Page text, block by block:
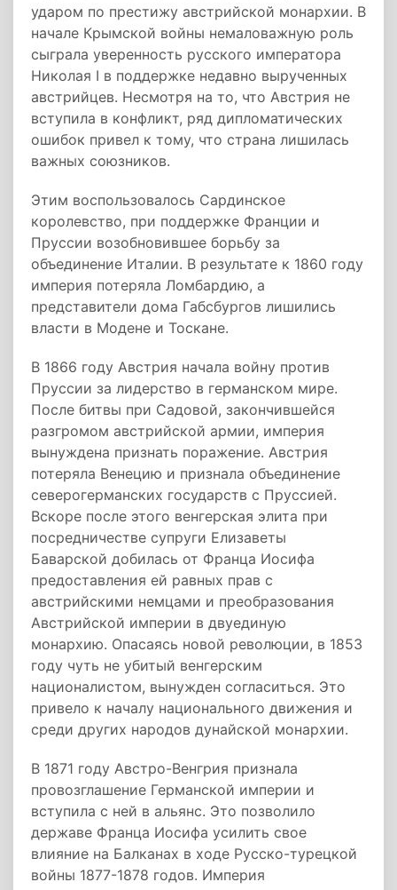
ударом по престижу австрийской монархии. В
начале Крымской войны немаловажную роль
сыграла уверенность русского императора
Николая I в поддержке недавно вырученных
австрийцев. Несмотря на то, что Австрия не
вступила в конфликт, ряд дипломатических
ошибок привел к тому, что страна лишилась
важных союзников.
Этим воспользовалось Сардинское
королевство, при поддержке Франции и
Пруссии возобновившее борьбу за
объединение Италии. В результате к 1860 году
империя потеряла Ломбардию, а
представители дома Габсбургов лишились
власти в Модене и Тоскане.
В 1866 году Австрия начала войну против
Пруссии за лидерство в германском мире.
После битвы при Садовой, закончившейся
разгромом австрийской армии, империя
вынуждена признать поражение. Австрия
потеряла Венецию и признала объединение
северогерманских государств с Пруссией.
Вскоре после этого венгерская элита при
посредничестве супруги Елизаветы
Баварской добилась от Франца Иосифа
предоставления ей равных прав с
австрийскими немцами и преобразования
Австрийской империи в двуединую
монархию. Опасаясь новой революции, в 1853
году чуть не убитый венгерским
националистом, вынужден согласиться. Это
привело к началу национального движения и
среди других народов дунайской монархии.
В 1871 году Австро-Венгрия признала
провозглашение Германской империи и
вступила с ней в альянс. Это позволило
державе Франца Иосифа усилить свое
влияние на Балканах в ходе Русско-турецкой
войны 1877-1878 годов. Империя